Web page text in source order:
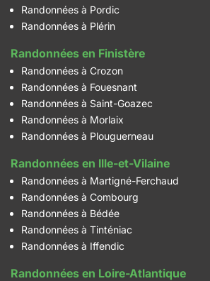
Randonnées à Pordic
Randonnées à Plérin
Randonnées en Finistère
Randonnées à Crozon
Randonnées à Fouesnant
Randonnées à Saint-Goazec
Randonnées à Morlaix
Randonnées à Plouguerneau
Randonnées en Ille-et-Vilaine
Randonnées à Martigné-Ferchaud
Randonnées à Combourg
Randonnées à Bédée
Randonnées à Tinténiac
Randonnées à Iffendic
Randonnées en Loire-Atlantique